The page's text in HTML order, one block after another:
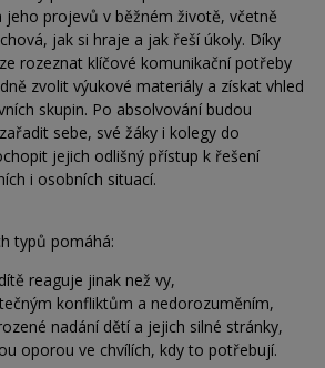
jeho projevů v běžném životě, včetně
jak si hraje a jak řeší úkoly. Díky
rozeznat klíčové komunikační potřeby
zvolit výukové materiály a získat vhled
skupin. Po absolvování budou
sebe, své žáky i kolegy do
jejich odlišný přístup k řešení
i osobních situací.
typů pomáhá:
reaguje jinak než vy,
konfliktům a nedorozuměním,
nadání dětí a jejich silné stránky,
oporou ve chvílích, kdy to potřebují.